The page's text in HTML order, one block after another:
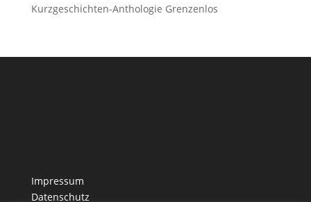
Kurzgeschichten-Anthologie Grenzenlos
Impressum
Datenschutz